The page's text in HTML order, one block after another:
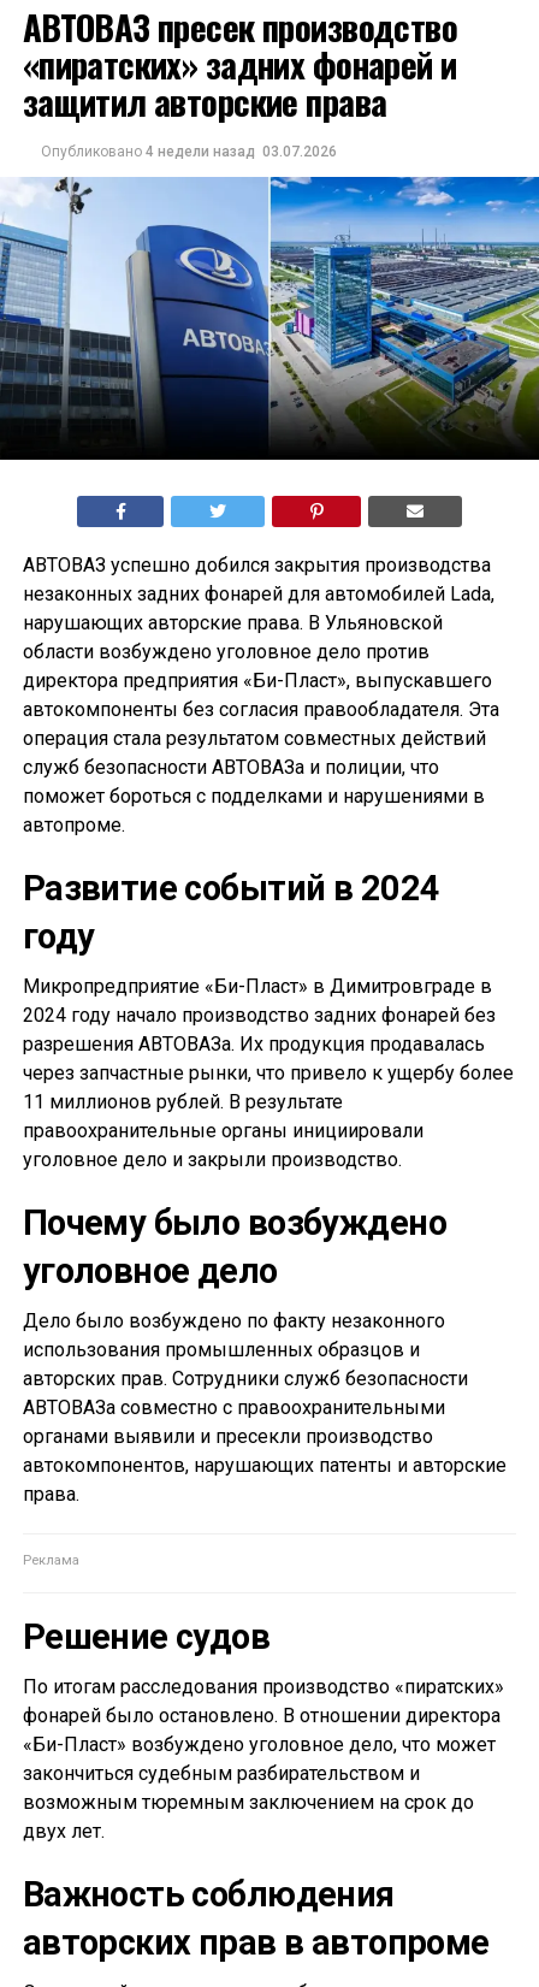
АВТОВАЗ пресек производство
«пиратских» задних фонарей и
защитил авторские права
Опубликовано 4 недели назад 03.07.2026
АВТОВАЗ успешно добился закрытия производства
незаконных задних фонарей для автомобилей Lada,
нарушающих авторские права. В Ульяновской
области возбуждено уголовное дело против
директора предприятия «Би-Пласт», выпускавшего
автокомпоненты без согласия правообладателя. Эта
операция стала результатом совместных действий
служб безопасности АВТОВАЗа и полиции, что
поможет бороться с подделками и нарушениями в
автопроме.
Развитие событий в 2024
году
Микропредприятие «Би-Пласт» в Димитровграде в
2024 году начало производство задних фонарей без
разрешения АВТОВАЗа. Их продукция продавалась
через запчастные рынки, что привело к ущербу более
11 миллионов рублей. В результате
правоохранительные органы инициировали
уголовное дело и закрыли производство.
Почему было возбуждено
уголовное дело
Дело было возбуждено по факту незаконного
использования промышленных образцов и
авторских прав. Сотрудники служб безопасности
АВТОВАЗа совместно с правоохранительными
органами выявили и пресекли производство
автокомпонентов, нарушающих патенты и авторские
права.
Решение судов
По итогам расследования производство «пиратских»
фонарей было остановлено. В отношении директора
«Би-Пласт» возбуждено уголовное дело, что может
закончиться судебным разбирательством и
возможным тюремным заключением на срок до
двух лет.
Важность соблюдения
авторских прав в автопроме